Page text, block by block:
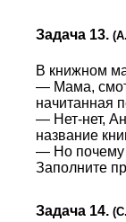
Задача 13.
В книжном
— Мама,
начитанная
— Нет-нет,
название
— Но почему
Заполните
Задача 14.